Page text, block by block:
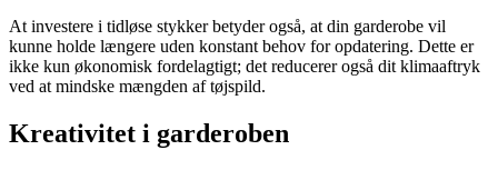
At investere i tidløse stykker betyder også, at din garderobe vil
kunne holde længere uden konstant behov for opdatering. Dette er
ikke kun økonomisk fordelagtigt; det reducerer også dit klimaaftryk
ved at mindske mængden af tøjspild.
Kreativitet i garderoben